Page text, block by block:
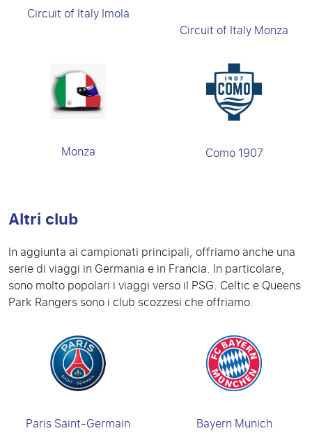
Circuit of Italy Imola
Circuit of Italy Monza
Monza Como 1907
Altri club
In aggiunta ai campionati principali, offriamo anche una
serie di viaggi in Germania e in Francia. In particolare,
sono molto popolari i viaggi verso il PSG. Celtic e Queens
Park Rangers sono i club scozzesi che offriamo.
Paris Saint-Germain Bayern Munich